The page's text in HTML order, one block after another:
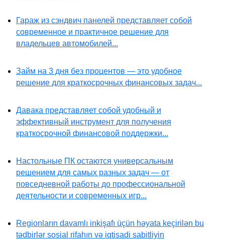
Гараж из сэндвич панелей представляет собой
современное и практичное решение для
владельцев автомобилей...
Займ на 3 дня без процентов — это удобное
решение для краткосрочных финансовых задач...
Давака представляет собой удобный и
эффективный инструмент для получения
краткосрочной финансовой поддержки...
Настольные ПК остаются универсальным
решением для самых разных задач — от
повседневной работы до профессиональной
деятельности и современных игр...
Regionların davamlı inkişafı üçün həyata keçirilən bu
tədbirlər sosial rifahın və iqtisadi sabitliyin